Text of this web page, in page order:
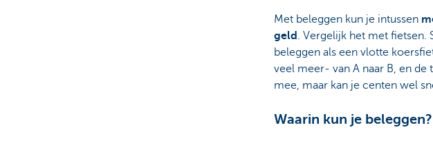
Met beleggen kun je intussen
geld . Vergelijk het met fietsen.
beleggen als een vlotte
veel meer- van A naar B, en
mee, maar kan je centen wel
Waarin kun je beleggen?